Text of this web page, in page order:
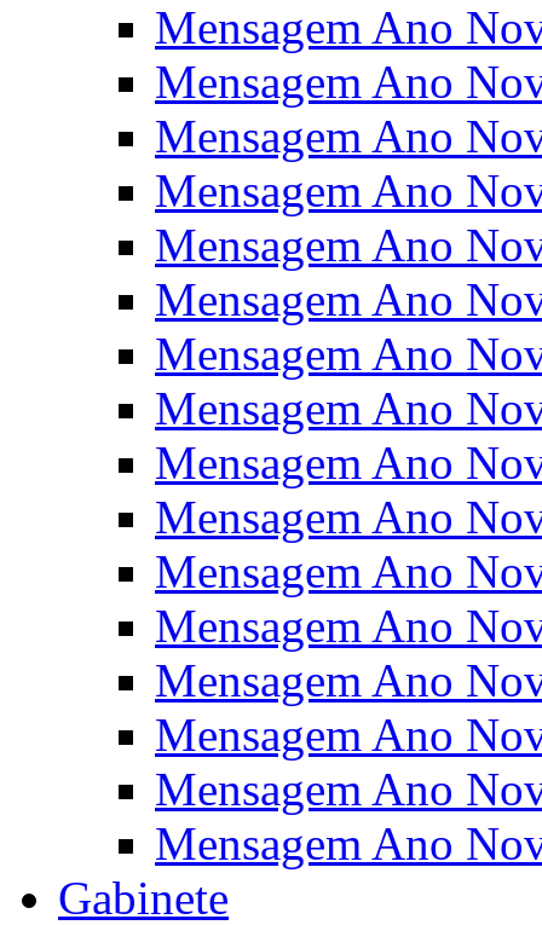
Mensagem Ano
Mensagem Ano
Mensagem Ano
Mensagem Ano
Mensagem Ano
Mensagem Ano
Mensagem Ano
Mensagem Ano
Mensagem Ano
Mensagem Ano
Mensagem Ano
Mensagem Ano
Mensagem Ano
Mensagem Ano
Mensagem Ano
Mensagem Ano
Gabinete